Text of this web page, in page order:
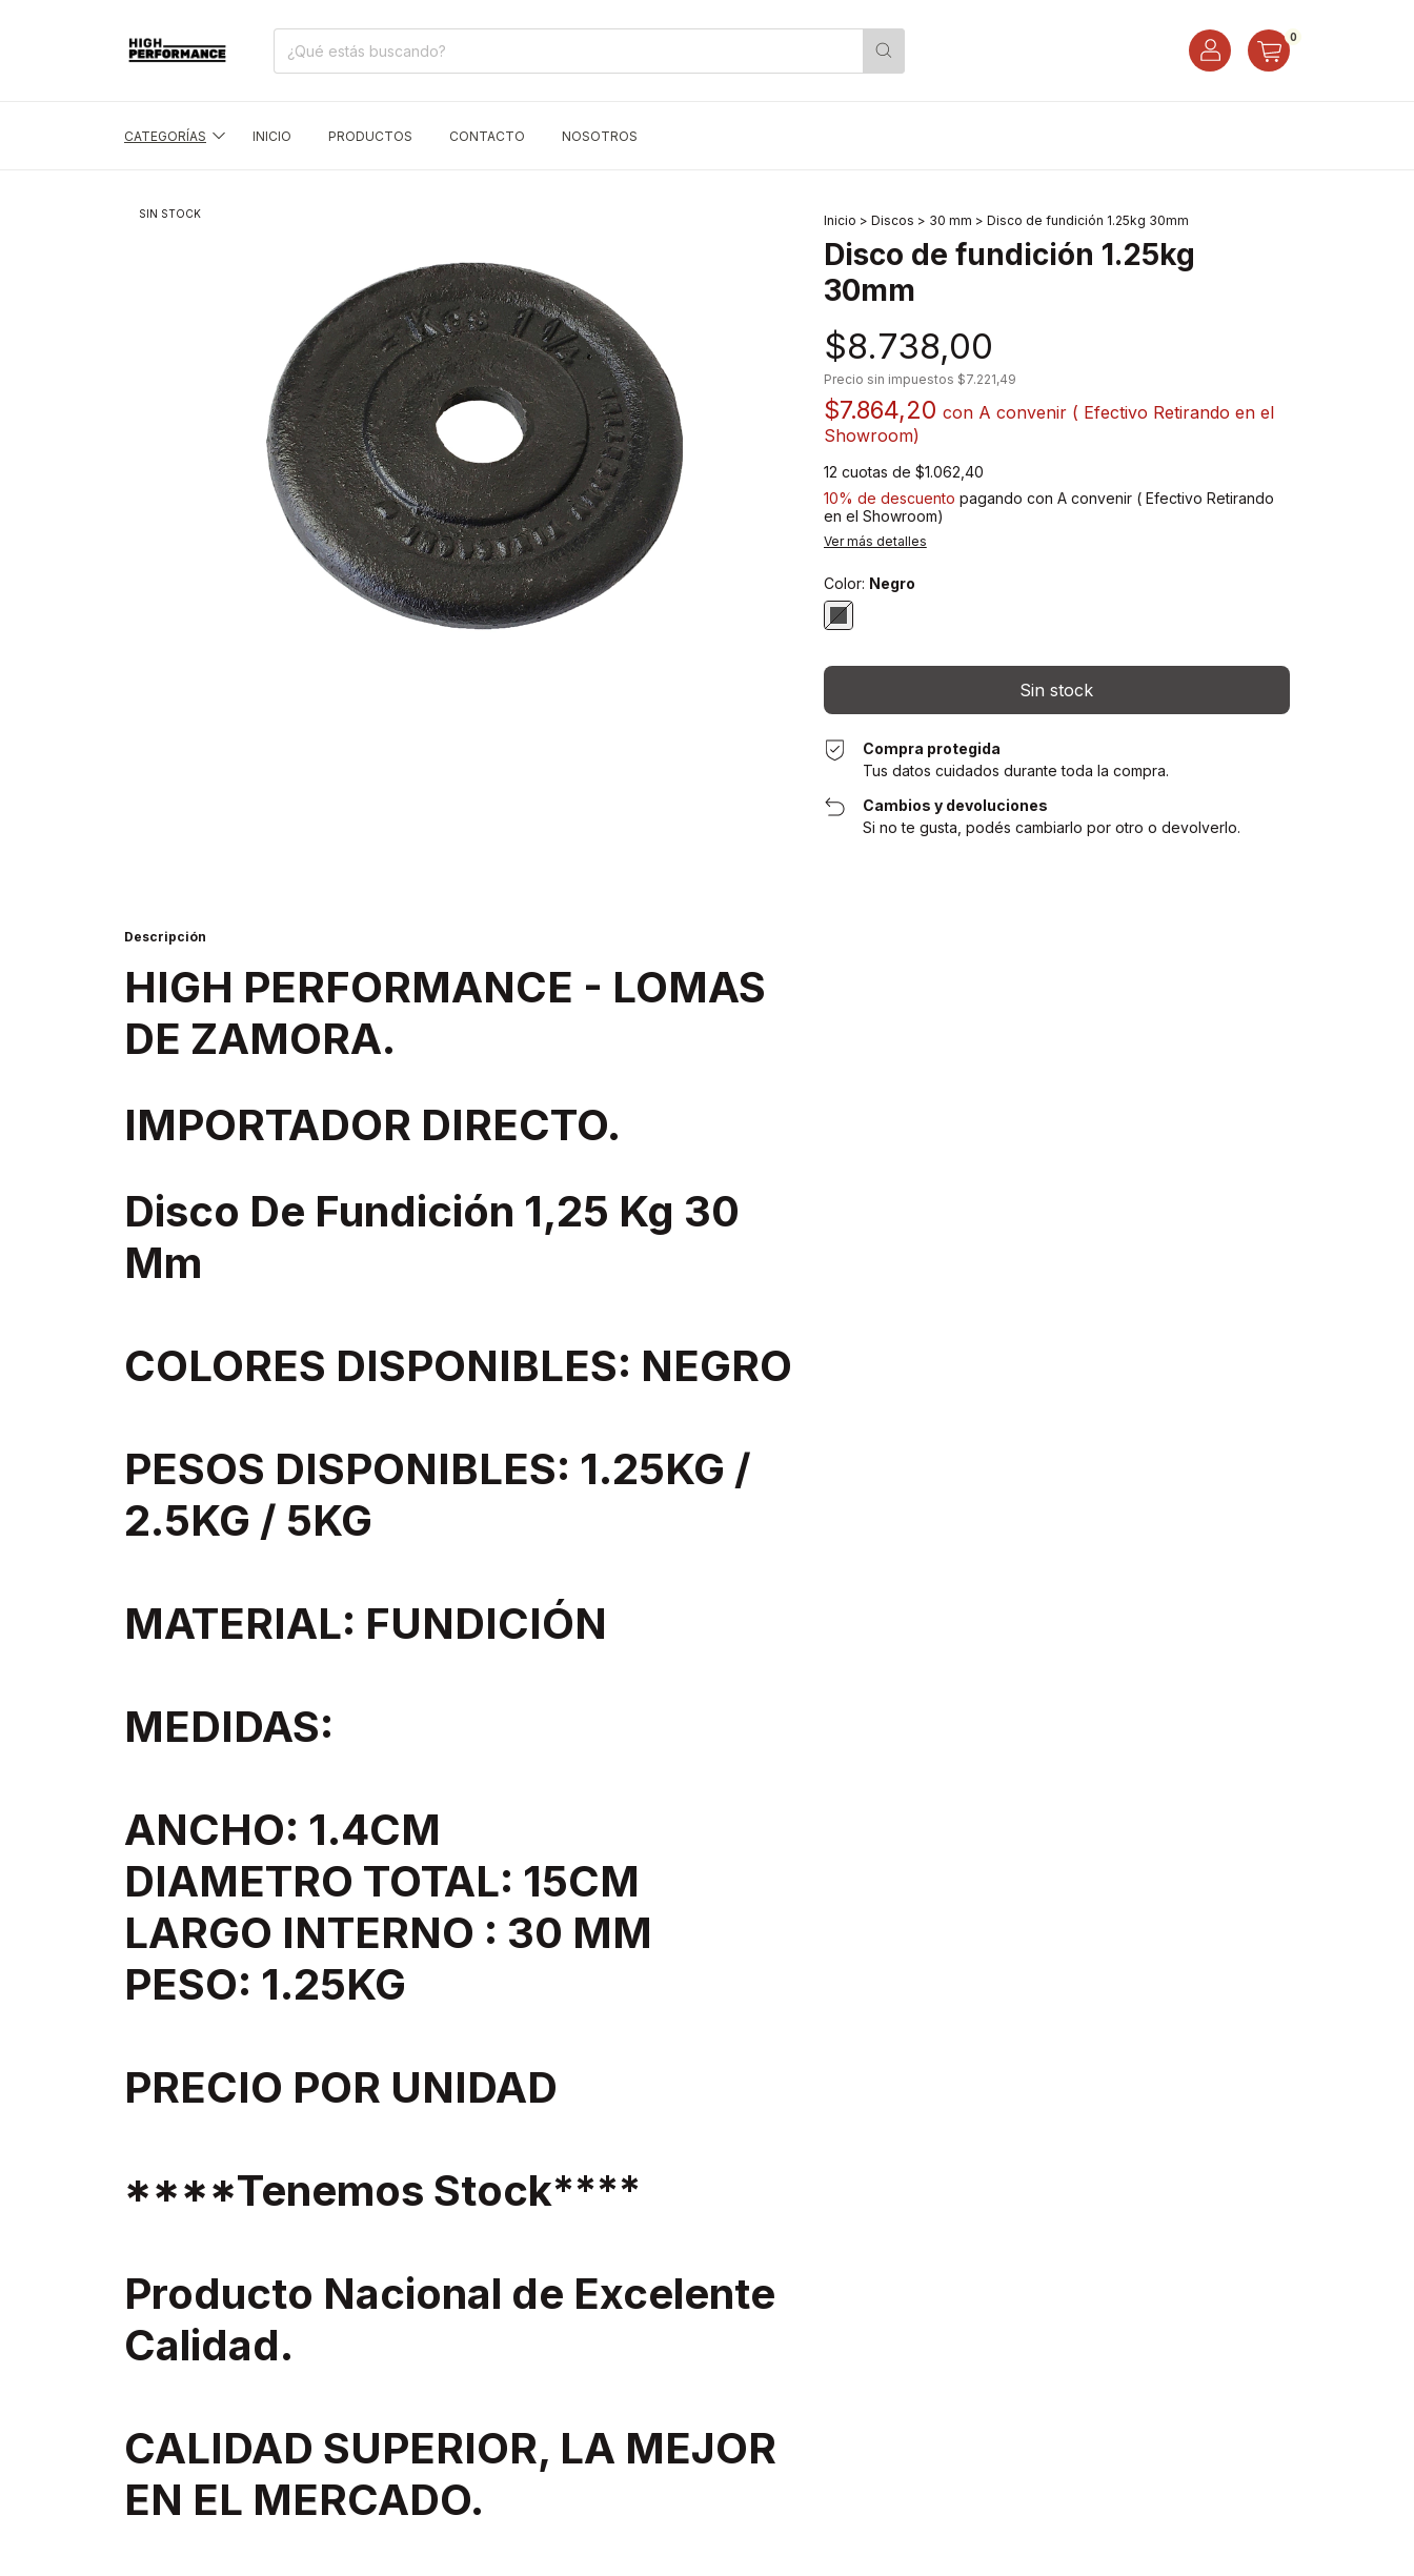
0
CATEGORÍAS INICIO PRODUCTOS CONTACTO NOSOTROS
SIN STOCK Inicio > Discos > 30 mm > Disco de fundición 1.25kg 30mm
Disco de fundición 1.25kg
30mm
$8.738,00
Precio sin impuestos $7.221,49
$7.864,20 con A convenir ( Efectivo Retirando en el
Showroom)
12 cuotas de $1.062,40
10% de descuento pagando con A convenir ( Efectivo Retirando
en el Showroom)
Ver más detalles
Color: Negro
Compra protegida
Tus datos cuidados durante toda la compra.
Cambios y devoluciones
Si no te gusta, podés cambiarlo por otro o devolverlo.
Descripción
HIGH PERFORMANCE - LOMAS
DE ZAMORA.
IMPORTADOR DIRECTO.
Disco De Fundición 1,25 Kg 30
Mm
COLORES DISPONIBLES: NEGRO
PESOS DISPONIBLES: 1.25KG /
2.5KG / 5KG
MATERIAL: FUNDICIÓN
MEDIDAS:
ANCHO: 1.4CM
DIAMETRO TOTAL: 15CM
LARGO INTERNO : 30 MM
PESO: 1.25KG
PRECIO POR UNIDAD
****Tenemos Stock****
Producto Nacional de Excelente
Calidad.
CALIDAD SUPERIOR, LA MEJOR
EN EL MERCADO.